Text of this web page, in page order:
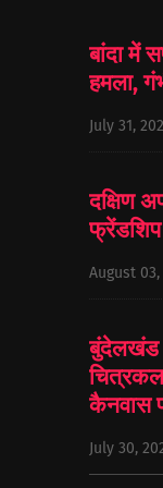
बांदा में
हमला,
July 31,
दक्षिण
फ्रेंडशिप
August 03,
बुंदेलखंड
कैनवास
July 30,